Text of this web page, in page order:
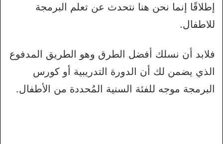
إطلاقًا إنما نحن هنا نتحدث عن تعلم البرمجة
للاطفال.
فلابد أن نسلك أفضل الطرق وهو الطريق المدفوع
الذي يضمن لك أن الدورة التدريبية أو كورس
البرمجة موجه للفئة السنية المُحددة من الأطفال.